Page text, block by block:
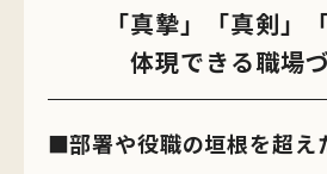
「真摯」「真剣」
体現できる職場づ
部署や役職の垣根を超え